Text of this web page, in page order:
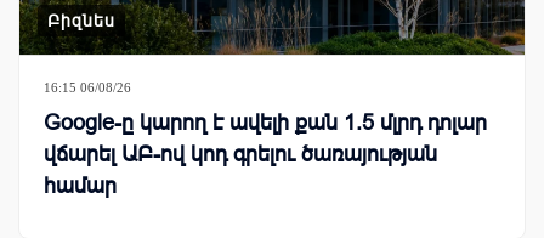
Բիզնես
16:15 06/08/26
Google-ը կարող է ավելի քան 1.5 մլրդ դոլար
վճարել ԱԲ-ով կոդ գրելու ծառայության
համար